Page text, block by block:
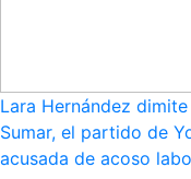
Lara Hernández
Sumar, el partido de
acusada de acoso